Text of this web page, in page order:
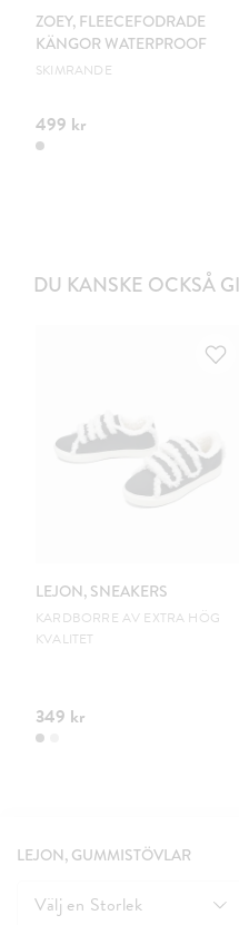
ZOEY, FLEECEFODRADE
KÄNGOR WATERPROOF
SKIMRANDE
499 kr
DU KANSKE OCKSÅ
LEJON, SNEAKERS
KARDBORRE AV EXTRA HÖG
KVALITET
349 kr
LEJON, GUMMISTÖVLAR
Välj en Storlek